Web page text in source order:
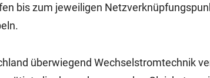
bis zum jeweiligen
überwiegend Wechselstromtechnik